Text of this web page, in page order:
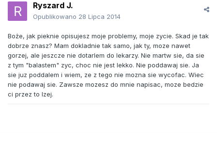
Ryszard J.
Opublikowano 28 Lipca 2014
Boże, jak pieknie opisujesz moje problemy, moje zycie. Skad je tak
dobrze znasz? Mam dokladnie tak samo, jak ty, moze nawet
gorzej, ale jeszcze nie dotarlem do lekarzy. Nie martw sie, da sie
z tym "balastem" zyc, choc nie jest lekko. Nie poddawaj sie. Ja
sie juz poddalem i wiem, ze z tego nie mozna sie wycofac. Wiec
nie podawaj sie. Zawsze mozesz do mnie napisac, moze bedzie
ci przez to lzej.